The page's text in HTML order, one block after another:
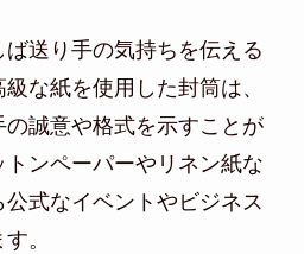
送り手の気持ちを伝える
な紙を使用した封筒は、
誠意や格式を示すことが
ンペーパーやリネン紙な
式なイベントやビジネス
。